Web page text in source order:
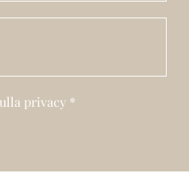
privacy *